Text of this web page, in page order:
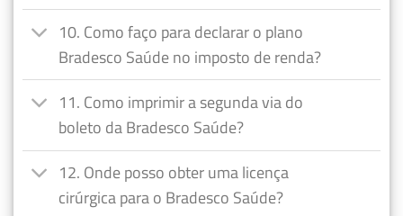
10. Como faço para declarar o plano
Bradesco Saúde no imposto de renda?
11. Como imprimir a segunda via do
boleto da Bradesco Saúde?
12. Onde posso obter uma licença
cirúrgica para o Bradesco Saúde?